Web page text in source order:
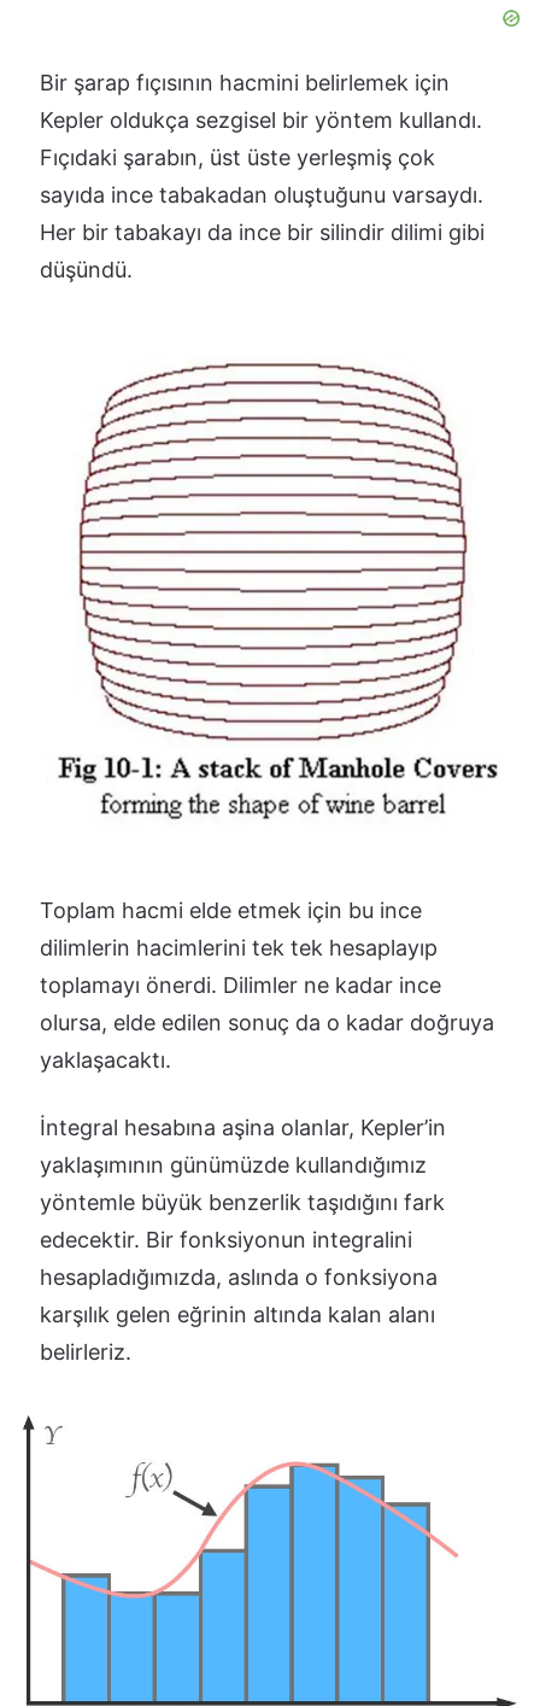
Bir şarap fıçısının hacmini belirlemek için
Kepler oldukça sezgisel bir yöntem kullandı.
Fıçıdaki şarabın, üst üste yerleşmiş çok
sayıda ince tabakadan oluştuğunu varsaydı.
Her bir tabakayı da ince bir silindir dilimi gibi
düşündü.
Toplam hacmi elde etmek için bu ince
dilimlerin hacimlerini tek tek hesaplayıp
toplamayı önerdi. Dilimler ne kadar ince
olursa, elde edilen sonuç da o kadar doğruya
yaklaşacaktı.
İntegral hesabına aşina olanlar, Kepler’in
yaklaşımının günümüzde kullandığımız
yöntemle büyük benzerlik taşıdığını fark
edecektir. Bir fonksiyonun integralini
hesapladığımızda, aslında o fonksiyona
karşılık gelen eğrinin altında kalan alanı
belirleriz.